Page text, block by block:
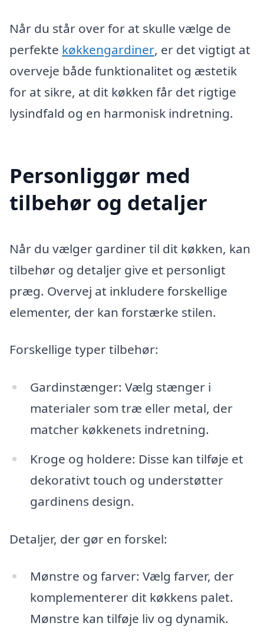
Når du står over for at skulle vælge de
perfekte køkkengardiner, er det vigtigt at
overveje både funktionalitet og æstetik
for at sikre, at dit køkken får det rigtige
lysindfald og en harmonisk indretning.
Personliggør med
tilbehør og detaljer
Når du vælger gardiner til dit køkken, kan
tilbehør og detaljer give et personligt
præg. Overvej at inkludere forskellige
elementer, der kan forstærke stilen.
Forskellige typer tilbehør:
Gardinstænger: Vælg stænger i
materialer som træ eller metal, der
matcher køkkenets indretning.
Kroge og holdere: Disse kan tilføje et
dekorativt touch og understøtter
gardinens design.
Detaljer, der gør en forskel:
Mønstre og farver: Vælg farver, der
komplementerer dit køkkens palet.
Mønstre kan tilføje liv og dynamik.